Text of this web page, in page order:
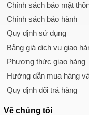
Chính sách bảo mật
Chính sách bảo hành
Quy định sử dụng
Bảng giá dịch vụ giao
Phương thức giao hàng
Hướng dẫn mua hàng
Quy định đổi trả hàng
Về chúng tôi